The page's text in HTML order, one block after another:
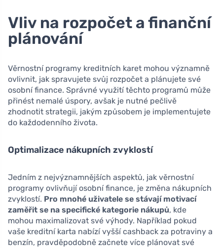
Vliv na rozpočet a finanční
plánování
Věrnostní programy kreditních karet mohou významně
ovlivnit, jak spravujete svůj rozpočet a plánujete své
osobní finance. Správné využití těchto programů může
přinést nemalé úspory, avšak je nutné pečlivě
zhodnotit strategii, jakým způsobem je implementujete
do každodenního života.
Optimalizace nákupních zvyklostí
Jedním z nejvýznamnějších aspektů, jak věrnostní
programy ovlivňují osobní finance, je změna nákupních
zvyklostí. Pro mnohé uživatele se stávají motivací
zaměřit se na specifické kategorie nákupů, kde
mohou maximalizovat své výhody. Například pokud
vaše kreditní karta nabízí vyšší cashback za potraviny a
benzín, pravděpodobně začnete více plánovat své